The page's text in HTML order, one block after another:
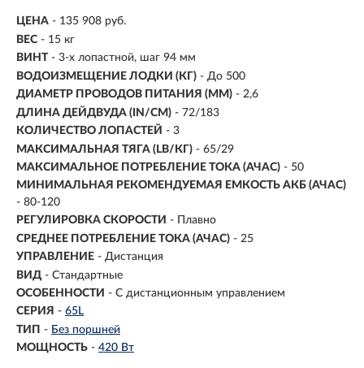
ЦЕНА - 135 908 руб.
ВЕС - 15 кг
ВИНТ - 3-х лопастной, шаг 94 мм
ВОДОИЗМЕЩЕНИЕ ЛОДКИ (КГ) - До 500
ДИАМЕТР ПРОВОДОВ ПИТАНИЯ (ММ) - 2,6
ДЛИНА ДЕЙДВУДА (IN/СМ) - 72/183
КОЛИЧЕСТВО ЛОПАСТЕЙ - 3
МАКСИМАЛЬНАЯ ТЯГА (LB/КГ) - 65/29
МАКСИМАЛЬНОЕ ПОТРЕБЛЕНИЕ ТОКА (АЧАС) - 50
МИНИМАЛЬНАЯ РЕКОМЕНДУЕМАЯ ЕМКОСТЬ АКБ (АЧАС)
- 80-120
РЕГУЛИРОВКА СКОРОСТИ - Плавно
СРЕДНЕЕ ПОТРЕБЛЕНИЕ ТОКА (АЧАС) - 25
УПРАВЛЕНИЕ - Дистанция
ВИД - Стандартные
ОСОБЕННОСТИ - С дистанционным управлением
СЕРИЯ - 65L
ТИП - Без поршней
МОЩНОСТЬ - 420 Вт